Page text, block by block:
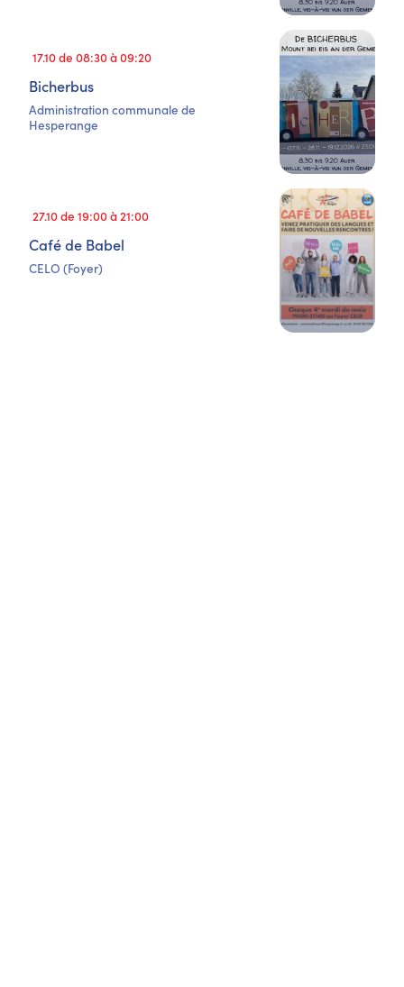
17.10 de 08:30 à 09:20
Bicherbus
Administration communale de
Hesperange
27.10 de 19:00 à 21:00
Café de Babel
CELO (Foyer)